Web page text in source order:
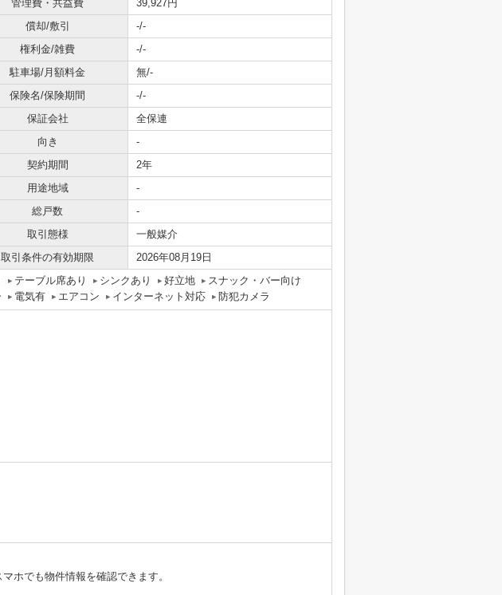
管理費・共益費
39,927円
償却/敷引
-/-
権利金/雑費
-/-
駐車場/月額料金
無/-
保険名/保険期間
-/-
保証会社
全保連
向き
-
契約期間
2年
用途地域
-
総戸数
-
取引態様
一般媒介
取引条件の有効期限 2026年08月19日
テーブル席あり シンクあり 好立地
スナック・バー向け
電気有 エアコン インターネット対応 防犯カメラ
ホでも物件情報を確認できます。